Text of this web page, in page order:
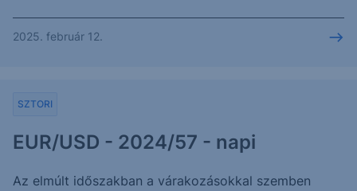
2025. február 12.
EUR/USD - 2024/57 - napi
SZTORI
Az elmúlt időszakban a várakozásokkal szemben